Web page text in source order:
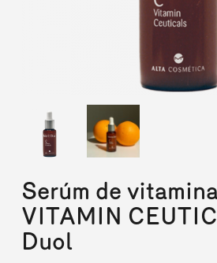
Serúm de
VITAMIN
Duol